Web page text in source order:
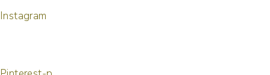
Instagram